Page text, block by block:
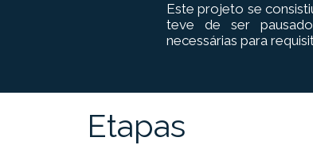
Este projeto se
teve de ser
necessárias para
Etapas